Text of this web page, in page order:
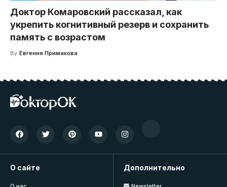
Доктор Комаровский рассказал, как
укрепить когнитивный резерв и сохранить
память с возрастом
By Евгения Примакова
О сайте Дополнительно